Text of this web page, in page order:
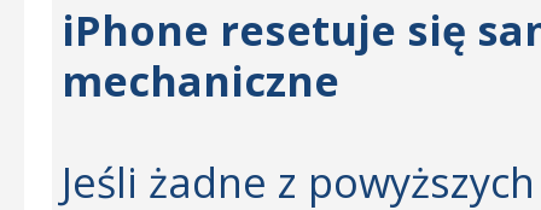
iPhone resetuje się
mechaniczne
Jeśli żadne z